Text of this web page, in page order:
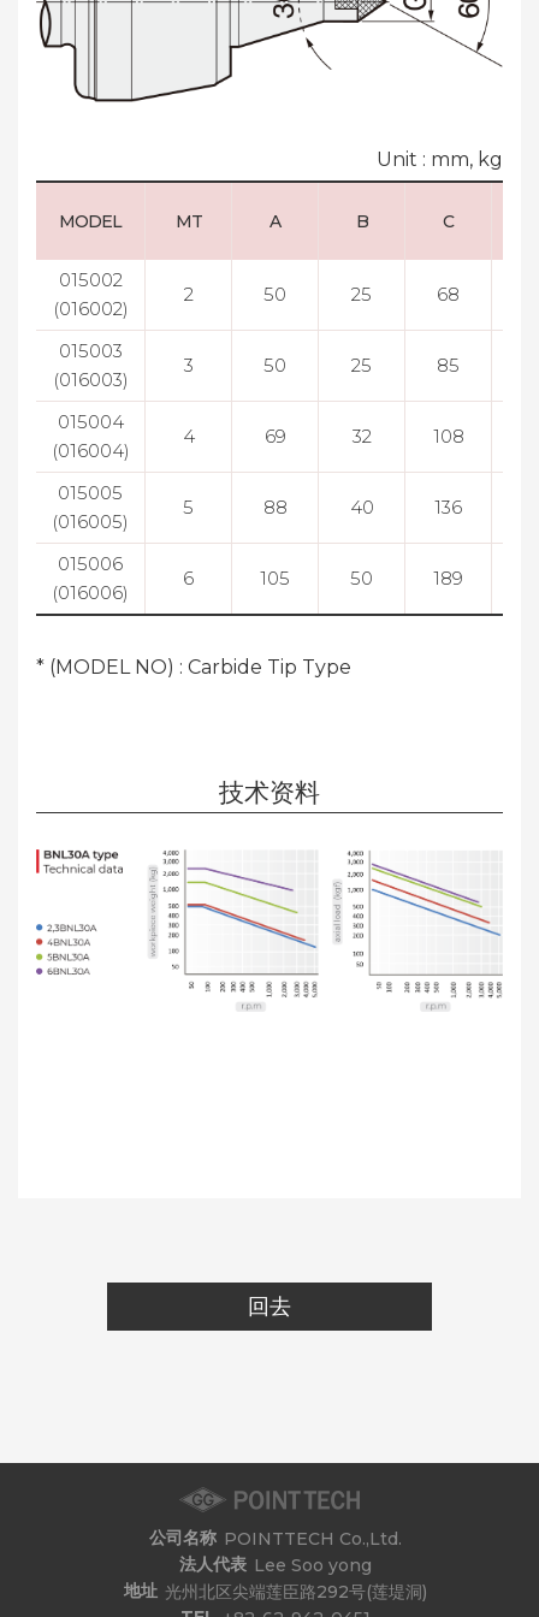
Unit : mm, kg
MODEL MT A B C
015002
(016002)
2 50 25 68
015003
(016003)
3 50 25 85
015004
(016004)
4 69 32 108
015005
(016005)
5 88 40 136
015006
(016006)
6 105 50 189
* (MODEL NO) : Carbide Tip Type
技术资料
回去
公司名称 POINTTECH Co.,Ltd.
法人代表 Lee Soo yong
地址 光州北区尖端莲臣路292号(莲堤洞)